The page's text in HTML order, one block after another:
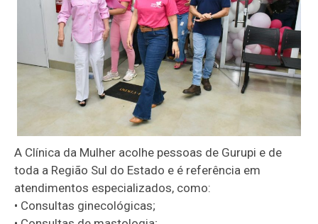
A Clínica da Mulher acolhe pessoas de Gurupi e de
toda a Região Sul do Estado e é referência em
atendimentos especializados, como:
• Consultas ginecológicas;